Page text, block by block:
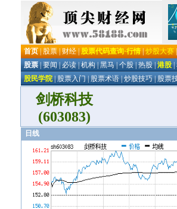
剑桥科技
(603083)
日线